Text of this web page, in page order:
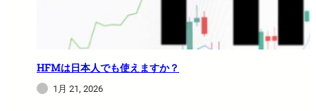
HFMは日本人でも使えますか？
1月 21, 2026